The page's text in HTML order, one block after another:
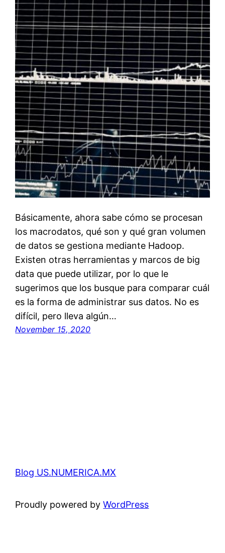
Básicamente, ahora sabe cómo se procesan
los macrodatos, qué son y qué gran volumen
de datos se gestiona mediante Hadoop.
Existen otras herramientas y marcos de big
data que puede utilizar, por lo que le
sugerimos que los busque para comparar cuál
es la forma de administrar sus datos. No es
difícil, pero lleva algún…
November 15, 2020
Blog US.NUMERICA.MX
Proudly powered byWordPress